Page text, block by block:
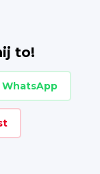
to!
WhatsApp